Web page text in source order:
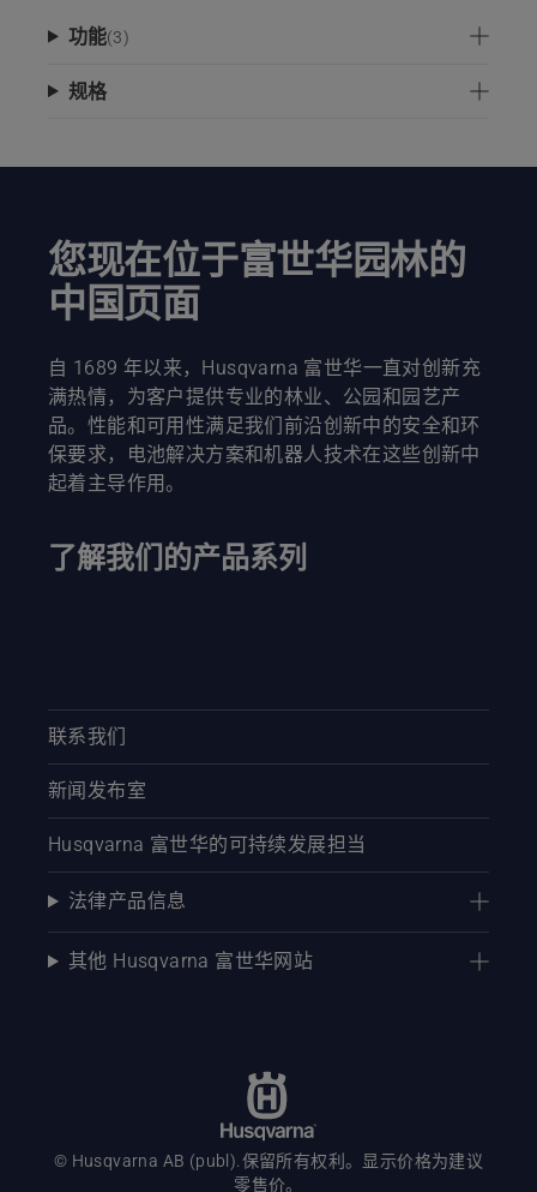
功能(3)
规格
您现在位于富世华园林的
中国页面
自 1689 年以来，Husqvarna 富世华一直对创新充
满热情，为客户提供专业的林业、公园和园艺产
品。性能和可用性满足我们前沿创新中的安全和环
保要求，电池解决方案和机器人技术在这些创新中
起着主导作用。
了解我们的产品系列
联系我们
新闻发布室
Husqvarna 富世华的可持续发展担当
法律产品信息
其他 Husqvarna 富世华网站
© Husqvarna AB (publ).保留所有权利。显示价格为建议
零售价。